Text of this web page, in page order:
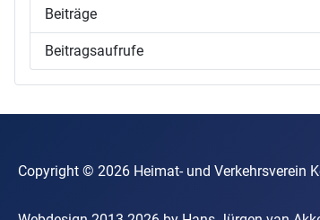
Beiträge
Beitragsaufrufe
Copyright © 2026 Heimat- und